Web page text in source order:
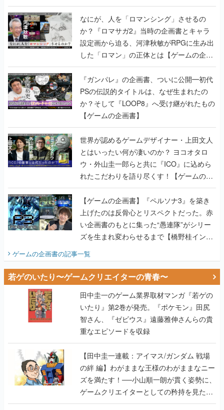
書】
なにが、人を「ロマンシング」させるの
か？『ロマサガ2』当時の企画書とキャラ
設定画から迫る、河津秋敏がRPGに生み出
した「ロマン」の正体とは【ゲームの企画
書】
『ガンパレ』の企画書、ついに公開━初代
PSの伝説的タイトルは、なぜ生まれたの
か？そして『LOOP8』へ受け継がれたもの
【ゲームの企画書】
世界が認めるゲームデザイナー・上田文人
とはいったい何が凄いのか？ ヨコオタロ
ウ・外山圭一郎らと共に『ICO』に込めら
れたこだわりを語り尽くす！【ゲームの企
画書】
【ゲームの企画書】『ペルソナ3』を築き
上げたのは反骨心とリスペクトだった。赤
い企画書のもとに集った“愚連隊”がシリー
ズを生まれ変わらせるまで【橋野桂インタ
ゲームの企画書の記事一覧
若ゲのいたり〜ゲームクリエイターの青春〜
田中圭一のゲーム業界取材マンガ『若ゲの
いたり』第2巻が発売。『ポケモン』田尻
智さん、『ゼビウス』遠藤雅伸さんらの貴
重なエピソードを収録
【田中圭一連載：アイマス/ガンダム 戦場
の絆 編】わがままな王様のわがままなニー
ズを満たす！──小山順一朗が貫く姿勢に、
ゲームクリエイターとしての矜持を見た
【若ゲのいたり最終回】